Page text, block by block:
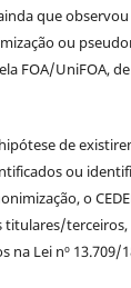
que
ou
FOA/UniFOA,
de
ou
o
terceiros,
na Lei nº 13.709/